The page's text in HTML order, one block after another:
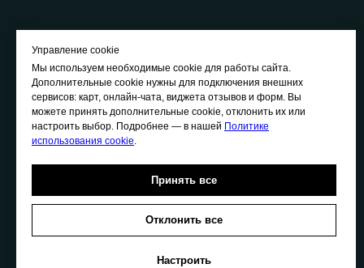
Политика обработки персональных данных
О нас
Портфолио
Управление cookie
Мы используем необходимые cookie для работы сайта.
Дополнительные cookie нужны для подключения внешних
сервисов: карт, онлайн-чата, виджета отзывов и форм. Вы
можете принять дополнительные cookie, отклонить их или
настроить выбор. Подробнее — в нашей Политике
использования cookie
Принять все
Отклонить все
Настроить